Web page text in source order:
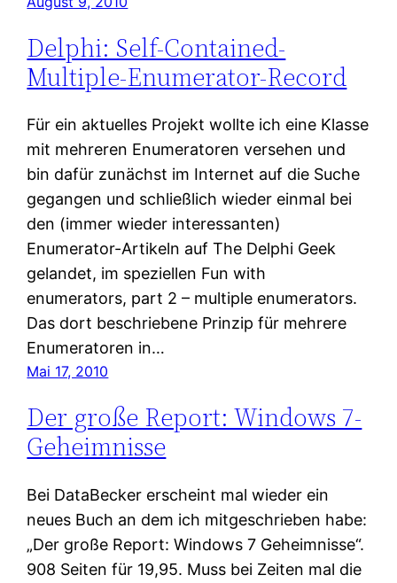
Delphi: Self-Contained-
Multiple-Enumerator-Record
Für ein aktuelles Projekt wollte ich eine Klasse
mit mehreren Enumeratoren versehen und
bin dafür zunächst im Internet auf die Suche
gegangen und schließlich wieder einmal bei
den (immer wieder interessanten)
Enumerator-Artikeln auf The Delphi Geek
gelandet, im speziellen Fun with
enumerators, part 2 – multiple enumerators.
Das dort beschriebene Prinzip für mehrere
Enumeratoren in…
Mai 17, 2010
Der große Report: Windows 7-
Geheimnisse
Bei DataBecker erscheint mal wieder ein
neues Buch an dem ich mitgeschrieben habe:
„Der große Report: Windows 7 Geheimnisse“.
908 Seiten für 19,95. Muss bei Zeiten mal die